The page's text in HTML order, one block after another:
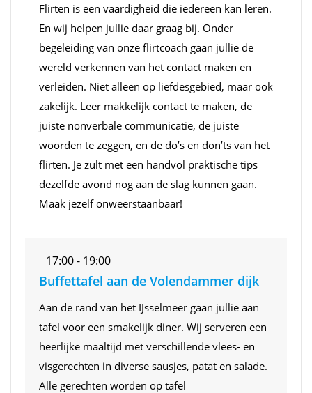
Flirten is een vaardigheid die iedereen kan leren.
En wij helpen jullie daar graag bij. Onder
begeleiding van onze flirtcoach gaan jullie de
wereld verkennen van het contact maken en
verleiden. Niet alleen op liefdesgebied, maar ook
zakelijk. Leer makkelijk contact te maken, de
juiste nonverbale communicatie, de juiste
woorden te zeggen, en de do’s en don’ts van het
flirten. Je zult met een handvol praktische tips
dezelfde avond nog aan de slag kunnen gaan.
Maak jezelf onweerstaanbaar!
17:00 - 19:00
Buffettafel aan de Volendammer dijk
Aan de rand van het IJsselmeer gaan jullie aan
tafel voor een smakelijk diner. Wij serveren een
heerlijke maaltijd met verschillende vlees- en
visgerechten in diverse sausjes, patat en salade.
Alle gerechten worden op tafel